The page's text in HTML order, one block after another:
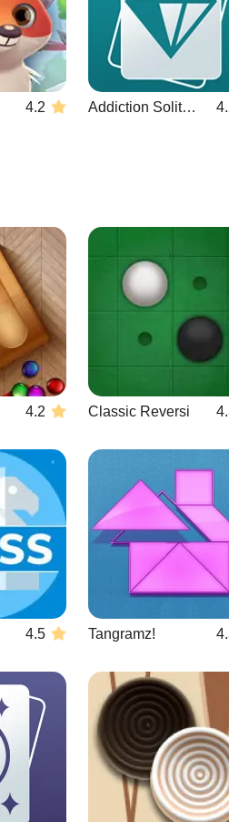
4.2 Addiction Solitaire
4.2 Classic Reversi
4.5 Tangramz!